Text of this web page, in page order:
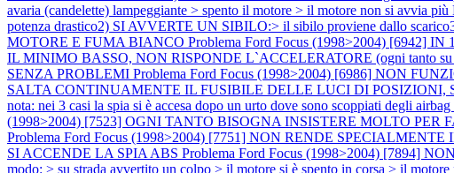
avaria (candelette) lampeggiante > spento il motore > il motore non si avvia più
potenza drastico2) SI AVVERTE UN SIBILO:> il sibilo proviene dallo
MOTORE E FUMA BIANCO Problema Ford Focus (1998>2004) [6942]
IL MINIMO BASSO, NON RISPONDE L`ACCELERATORE (ogni tanto
SENZA PROBLEMI Problema Ford Focus (1998>2004) [6986] NON
SALTA CONTINUAMENTE IL FUSIBILE DELLE LUCI DI POSIZIONI,
nota: nei 3 casi la spia si è accesa dopo un urto dove sono scoppiati degli
(1998>2004) [7523] OGNI TANTO BISOGNA INSISTERE MOLTO PER
Problema Ford Focus (1998>2004) [7751] NON RENDE
SI ACCENDE LA SPIA ABS Problema Ford Focus (1998>2004) [7894]
modo: > su strada avvertito un colpo > il motore si è spento in corsa > il motore